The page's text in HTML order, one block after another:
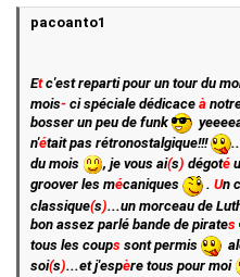
pacoanto1
Etc'est reparti pour un tour du
mois- ci spéciale dédicace à
bosser un peu de funk
n'était pas rétronostalgique!!!
du mois
, je vous ai(s) dégoté
groover les mécaniques . Un
classique(s)...un morceau de
bon assez parlé bande de pirates
tous les coups sont permis
soi(s)...et j'espère tous pour moi